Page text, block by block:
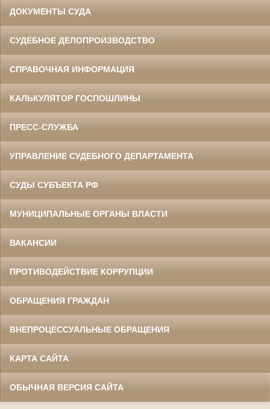
ДОКУМЕНТЫ СУДА
СУДЕБНОЕ ДЕЛОПРОИЗВОДСТВО
СПРАВОЧНАЯ ИНФОРМАЦИЯ
КАЛЬКУЛЯТОР ГОСПОШЛИНЫ
ПРЕСС-СЛУЖБА
УПРАВЛЕНИЕ СУДЕБНОГО ДЕПАРТАМЕНТА
СУДЫ СУБЪЕКТА РФ
МУНИЦИПАЛЬНЫЕ ОРГАНЫ ВЛАСТИ
ВАКАНСИИ
ПРОТИВОДЕЙСТВИЕ КОРРУПЦИИ
ОБРАЩЕНИЯ ГРАЖДАН
ВНЕПРОЦЕССУАЛЬНЫЕ ОБРАЩЕНИЯ
КАРТА САЙТА
ОБЫЧНАЯ ВЕРСИЯ САЙТА